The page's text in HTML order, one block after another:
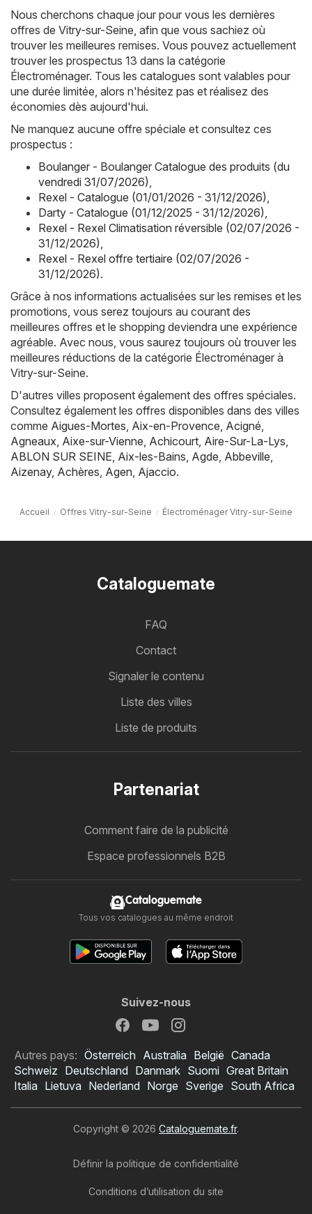
Nous cherchons chaque jour pour vous les dernières
offres de Vitry-sur-Seine, afin que vous sachiez où
trouver les meilleures remises. Vous pouvez actuellement
trouver les prospectus 13 dans la catégorie
Électroménager. Tous les catalogues sont valables pour
une durée limitée, alors n'hésitez pas et réalisez des
économies dès aujourd'hui.
Ne manquez aucune offre spéciale et consultez ces
prospectus :
Boulanger - Boulanger Catalogue des produits (du
vendredi 31/07/2026)
Rexel - Catalogue (01/01/2026 - 31/12/2026)
Darty - Catalogue (01/12/2025 - 31/12/2026)
Rexel - Rexel Climatisation réversible (02/07/2026 -
31/12/2026)
Rexel - Rexel offre tertiaire (02/07/2026 -
31/12/2026).
Grâce à nos informations actualisées sur les remises et les
promotions, vous serez toujours au courant des
meilleures offres et le shopping deviendra une expérience
agréable. Avec nous, vous saurez toujours où trouver les
meilleures réductions de la catégorie Électroménager à
Vitry-sur-Seine.
D'autres villes proposent également des offres spéciales.
Consultez également les offres disponibles dans des villes
comme Aigues-Mortes Aix-en-Provence Acigné
Agneaux Aixe-sur-Vienne Achicourt Aire-Sur-La-Lys
ABLON SUR SEINE Aix-les-Bains Agde Abbeville
Aizenay, Achères Agen Ajaccio.
Accueil Offres Vitry-sur-Seine Électroménager Vitry-sur-Seine
Cataloguemate
FAQ
Contact
Signaler le contenu
Liste des villes
Liste de produits
Partenariat
Comment faire de la publicité
Espace professionnels B2B
Cataloguemate
Tous vos catalogues au même endroit
Suivez-nous
Autres pays: Österreich Australia België Canada
Schweiz Deutschland Danmark Suomi Great Britain
Italia Lietuva Nederland Norge Sverige South Africa
Copyright © 2026 Cataloguemate.fr.
Définir la politique de confidentialité
Conditions d’utilisation du site